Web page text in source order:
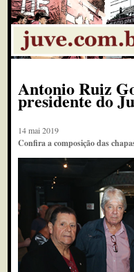
Antonio Ruiz
presidente do
14 mai 2019
Confira a composição das